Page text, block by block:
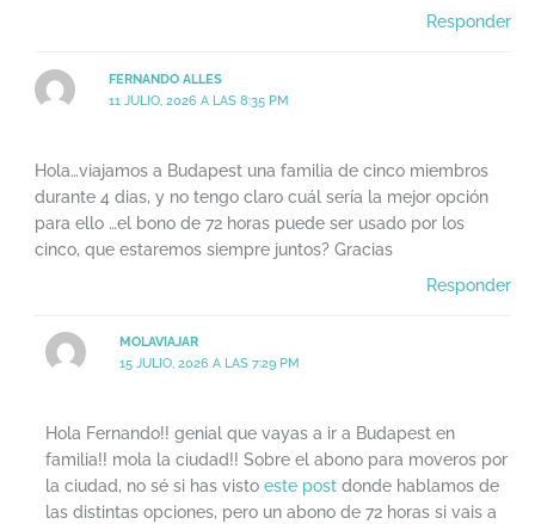
Responder
FERNANDO ALLES
11 JULIO, 2026 A LAS 8:35 PM
Hola…viajamos a Budapest una familia de cinco miembros
durante 4 dias, y no tengo claro cuál sería la mejor opción
para ello …el bono de 72 horas puede ser usado por los
cinco, que estaremos siempre juntos? Gracias
Responder
MOLAVIAJAR
15 JULIO, 2026 A LAS 7:29 PM
Hola Fernando!! genial que vayas a ir a Budapest en
familia!! mola la ciudad!! Sobre el abono para moveros por
la ciudad, no sé si has vistoeste post donde hablamos de
las distintas opciones, pero un abono de 72 horas si vais a